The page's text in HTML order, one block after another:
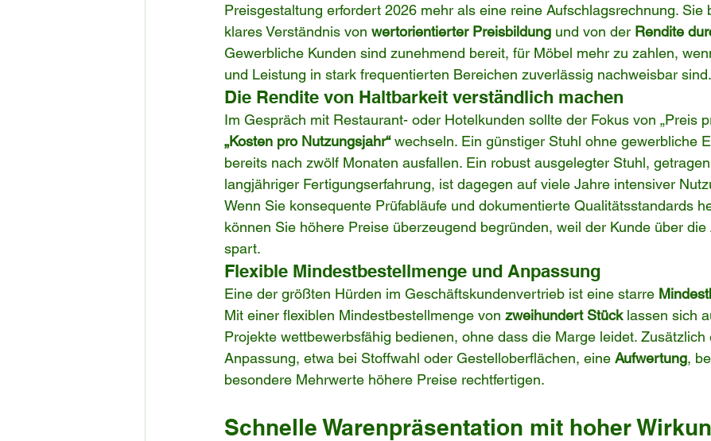
Preisgestaltung erfordert 2026 mehr als eine reine Aufschlagsrechnung. Sie
klares Verständnis von wertorientierter Preisbildung und von der Rendite
Gewerbliche Kunden sind zunehmend bereit, für Möbel mehr zu zahlen,
und Leistung in stark frequentierten Bereichen zuverlässig nachweisbar sind.
Die Rendite von Haltbarkeit verständlich machen
Im Gespräch mit Restaurant- oder Hotelkunden sollte der Fokus von „Preis
„Kosten pro Nutzungsjahr“ wechseln. Ein günstiger Stuhl ohne gewerbliche
bereits nach zwölf Monaten ausfallen. Ein robust ausgelegter Stuhl,
langjähriger Fertigungserfahrung, ist dagegen auf viele Jahre intensiver
Wenn Sie konsequente Prüfabläufe und dokumentierte Qualitätsstandards
können Sie höhere Preise überzeugend begründen, weil der Kunde über
spart.
Flexible Mindestbestellmenge und Anpassung
Eine der größten Hürden im Geschäftskundenvertrieb ist eine starre
Mit einer flexiblen Mindestbestellmenge von zweihundert Stück lassen sich
Projekte wettbewerbsfähig bedienen, ohne dass die Marge leidet. Zusätzlich
Anpassung, etwa bei Stoffwahl oder Gestelloberflächen, eine Aufwertung,
besondere Mehrwerte höhere Preise rechtfertigen.
Schnelle Warenpräsentation mit hoher